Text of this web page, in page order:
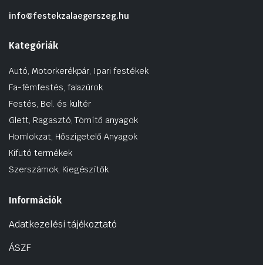
info@festekzalaegerszeg.hu
Kategóriák
Autó, Motorkerékpár, Ipari festékek
Fa-fémfestés, falazúrok
Festés, Bel. és kültér
Glett, Ragasztó, Tömítő anyagok
Homlokzat, Hőszigetelő Anyagok
Kifutó termékek
Szerszámok, Kiegészítők
Információk
Adatkezelési tájékoztató
ÁSZF